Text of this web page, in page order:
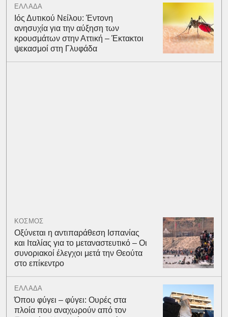
ΕΛΛΑΔΑ
Ιός Δυτικού Νείλου: Έντονη
ανησυχία για την αύξηση των
κρουσμάτων στην Αττική – Έκτακτοι
ψεκασμοί στη Γλυφάδα
ΚΟΣΜΟΣ
Οξύνεται η αντιπαράθεση Ισπανίας
και Ιταλίας για το μεταναστευτικό – Οι
συνοριακοί έλεγχοι μετά την Θεούτα
στο επίκεντρο
ΕΛΛΑΔΑ
Όπου φύγει – φύγει: Ουρές στα
πλοία που αναχωρούν από τον